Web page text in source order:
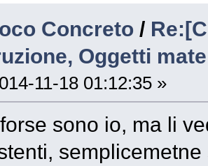
Concreto /
Oggetti
11-18 01:12:35 »
sono io, ma li